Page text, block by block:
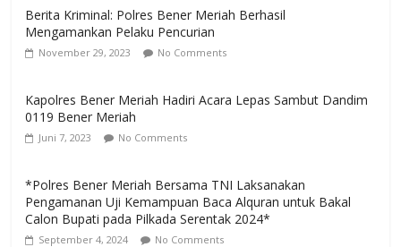
Berita Kriminal: Polres Bener Meriah Berhasil
Mengamankan Pelaku Pencurian
November 29, 2023 No Comments
Kapolres Bener Meriah Hadiri Acara Lepas Sambut Dandim
0119 Bener Meriah
Juni 7, 2023 No Comments
*Polres Bener Meriah Bersama TNI Laksanakan
Pengamanan Uji Kemampuan Baca Alquran untuk Bakal
Calon Bupati pada Pilkada Serentak 2024*
September 4, 2024 No Comments